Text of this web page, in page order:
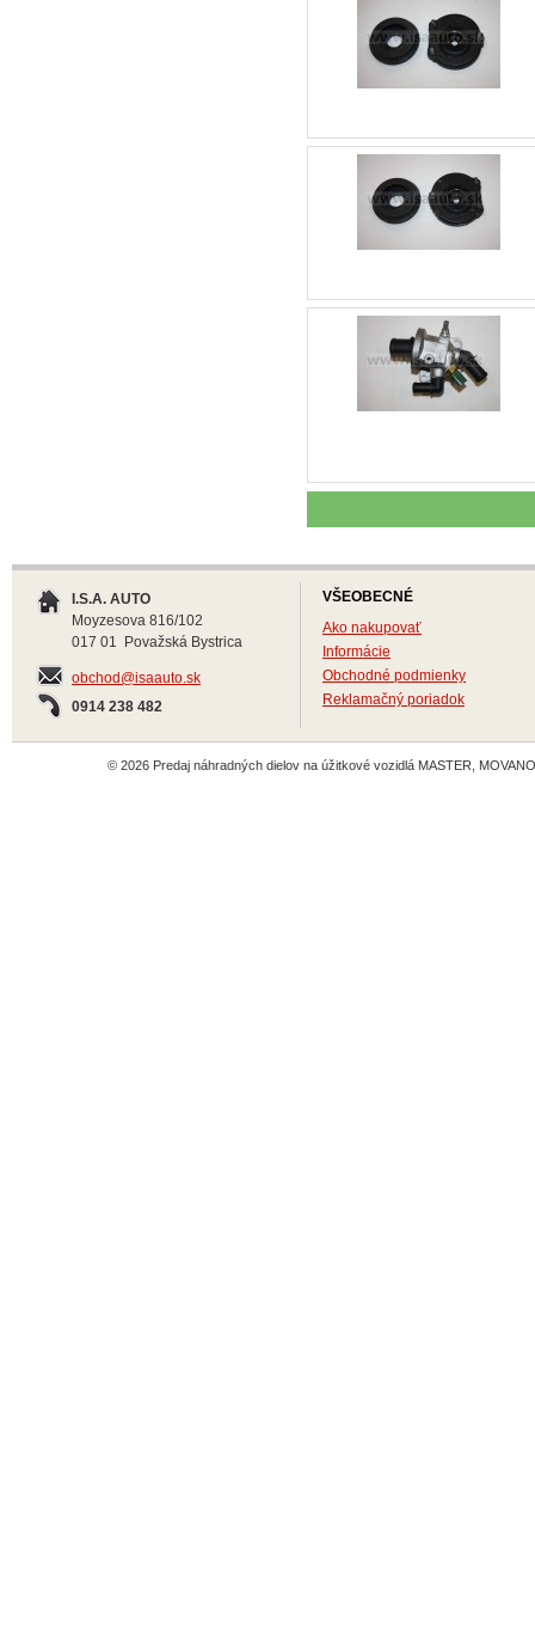
I.S.A. AUTO
Moyzesova 816/102
017 01 Považská Bystrica
obchod@isaauto.sk
0914 238 482
VŠEOBECNÉ
Ako nakupovať
Informácie
Obchodné podmienky
Reklamačný poriadok
© 2026 Predaj náhradných dielov na úžitkové vozidlá MASTER,